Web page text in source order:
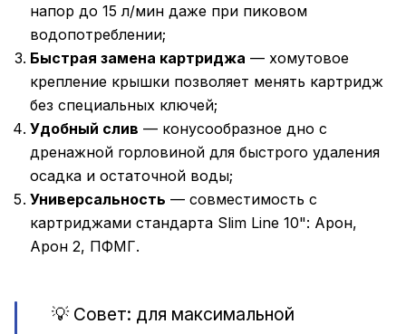
напор до 15 л/мин даже при пиковом
водопотреблении;
Быстрая замена картриджа — хомутовое
крепление крышки позволяет менять картридж
без специальных ключей;
Удобный слив — конусообразное дно с
дренажной горловиной для быстрого удаления
осадка и остаточной воды;
Универсальность — совместимость с
картриджами стандарта Slim Line 10": Арон,
Арон 2, ПФМГ.
💡 Совет: для максимальной